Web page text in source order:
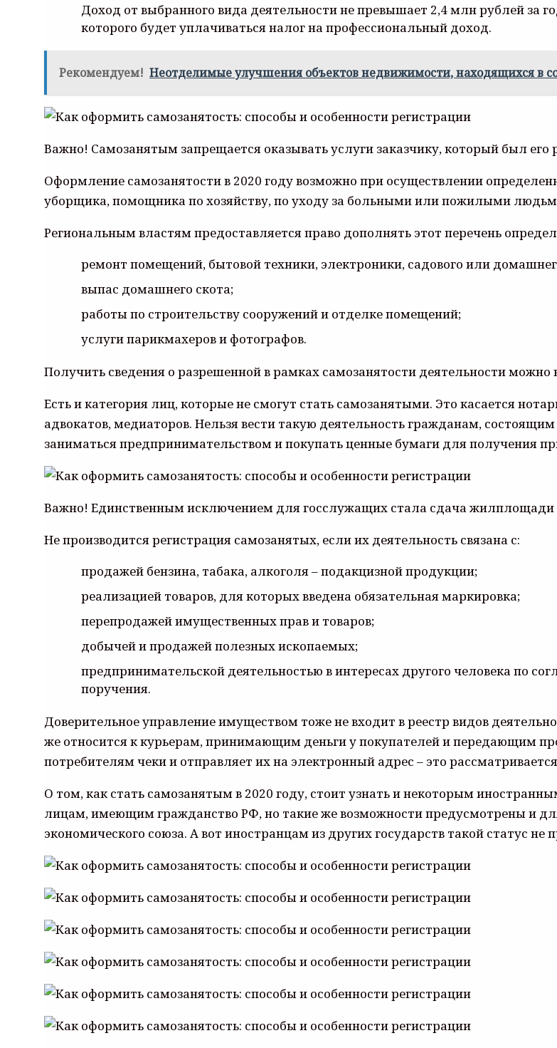
Доход от выбранного вида деятельности не превышает 2,4 млн рублей за
которого будет уплачиваться налог на профессиональный доход.
Рекомендуем! Неотделимые улучшения объектов недвижимости, находящихся в
Важно! Самозанятым запрещается оказывать услуги заказчику, который был
Оформление самозанятости в 2020 году возможно при осуществлении
уборщика, помощника по хозяйству, по уходу за больными или пожилыми
Региональным властям предоставляется право дополнять этот перечень
ремонт помещений, бытовой техники, электроники, садового или
выпас домашнего скота;
работы по строительству сооружений и отделке помещений;
услуги парикмахеров и фотографов.
Получить сведения о разрешенной в рамках самозанятости деятельности
Есть и категория лиц, которые не смогут стать самозанятыми. Это касается
адвокатов, медиаторов. Нельзя вести такую деятельность гражданам,
заниматься предпринимательством и покупать ценные бумаги для получения
Важно! Единственным исключением для госслужащих стала сдача жилплощади
Не производится регистрация самозанятых, если их деятельность связана с:
продажей бензина, табака, алкоголя – подакцизной продукции;
реализацией товаров, для которых введена обязательная маркировка;
перепродажей имущественных прав и товаров;
добычей и продажей полезных ископаемых;
предпринимательской деятельностью в интересах другого человека по
поручения.
Доверительное управление имуществом тоже не входит в реестр видов
же относится к курьерам, принимающим деньги у покупателей и передающим
потребителям чеки и отправляет их на электронный адрес – это
О том, как стать самозанятым в 2020 году, стоит узнать и некоторым
лицам, имеющим гражданство РФ, но такие же возможности предусмотрены и
экономического союза. А вот иностранцам из других государств такой статус не